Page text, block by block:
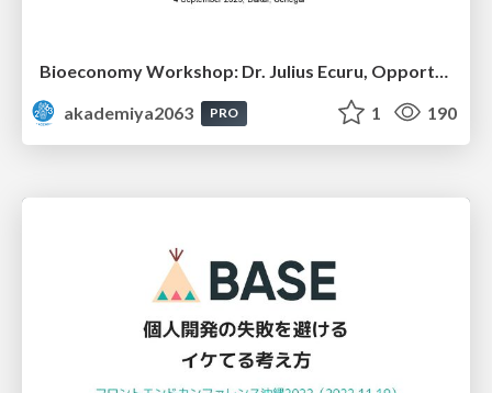
akademiya2063
PRO 1 190